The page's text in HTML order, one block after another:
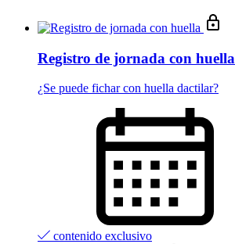
Registro de jornada con huella
¿Se puede fichar con huella dactilar?
contenido exclusivo